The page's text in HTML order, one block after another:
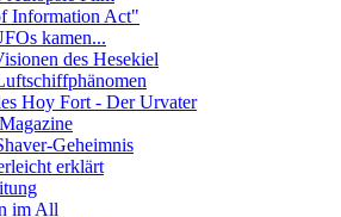
Information Act"
kamen...
des Hesekiel
Hoy Fort - Der Urvater
Geheimnis
erklärt
im All